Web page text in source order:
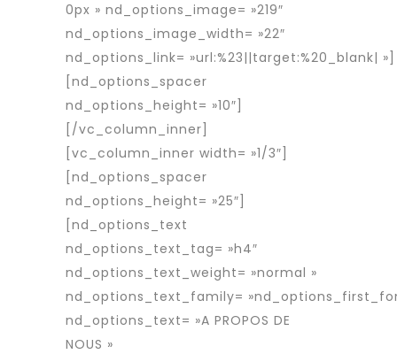
0px » nd_options_image= »219″
nd_options_image_width= »22″
nd_options_link= »url:%23||target:%20_blank| »]
[nd_options_spacer
nd_options_height= »10″]
[/vc_column_inner]
[vc_column_inner width= »1/3″]
[nd_options_spacer
nd_options_height= »25″]
[nd_options_text
nd_options_text_tag= »h4″
nd_options_text_weight= »normal »
nd_options_text_family=
nd_options_text= »A PROPOS DE
NOUS »